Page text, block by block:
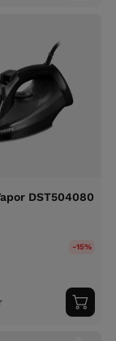
DST504080
-15%
ao